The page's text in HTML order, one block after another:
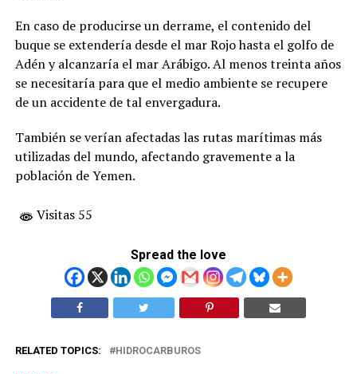
En caso de producirse un derrame, el contenido del
buque se extendería desde el mar Rojo hasta el golfo de
Adén y alcanzaría el mar Arábigo. Al menos treinta años
se necesitaría para que el medio ambiente se recupere
de un accidente de tal envergadura.
También se verían afectadas las rutas marítimas más
utilizadas del mundo, afectando gravemente a la
población de Yemen.
Visitas 55
Spread the love
RELATED TOPICS: HIDROCARBUROS